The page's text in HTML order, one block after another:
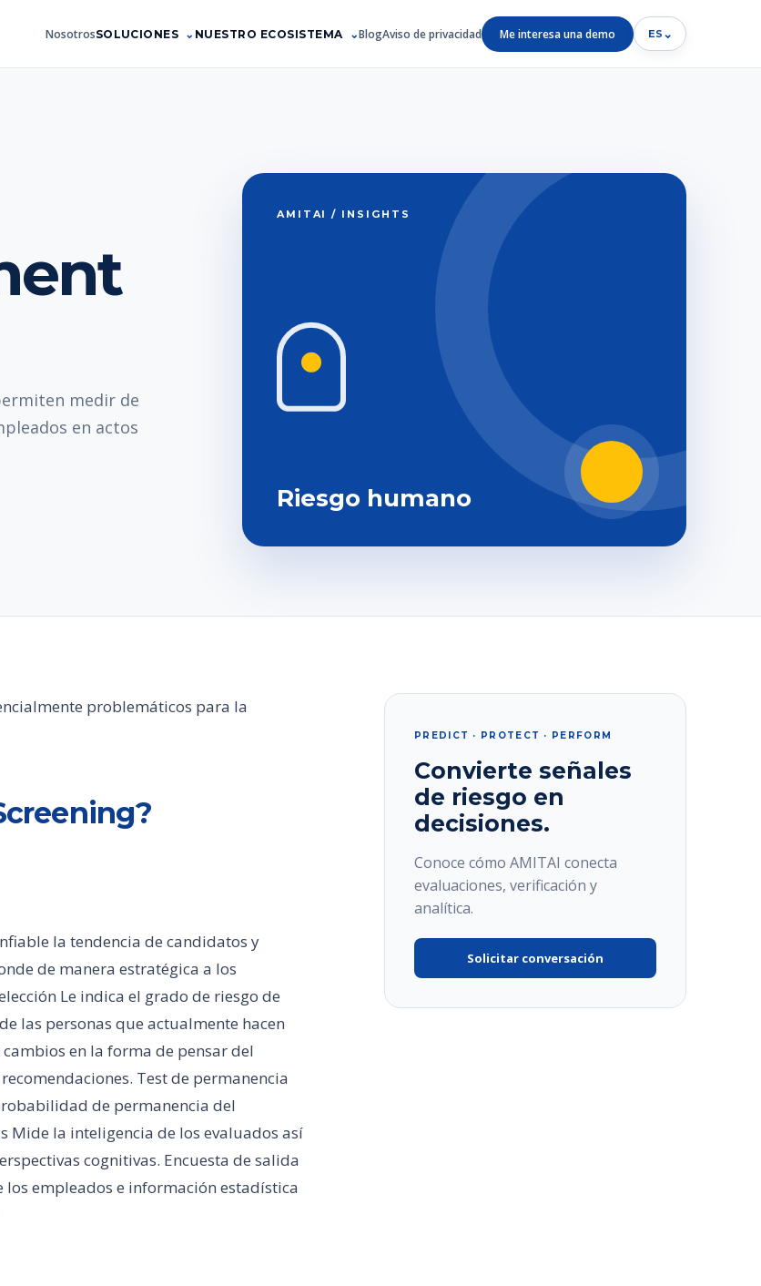
NosotrosSOLUCIONES NUESTRO ECOSISTEMA BlogAviso de privacidad Me interesa una demo ES ⌄
medir de
en actos
AMITAI / INSIGHTS
Riesgo humano
problemáticos para la
la tendencia de candidatos y
de manera estratégica a los
Le indica el grado de riesgo de
las personas que actualmente hacen
en la forma de pensar del
Test de permanencia
de permanencia del
Mide la inteligencia de los evaluados así
cognitivas. Encuesta de salida
empleados e información estadística
PREDICT · PROTECT · PERFORM
Convierte señales
de riesgo en
decisiones.
Conoce cómo AMITAI conecta
evaluaciones, verificación y
analítica.
Solicitar conversación